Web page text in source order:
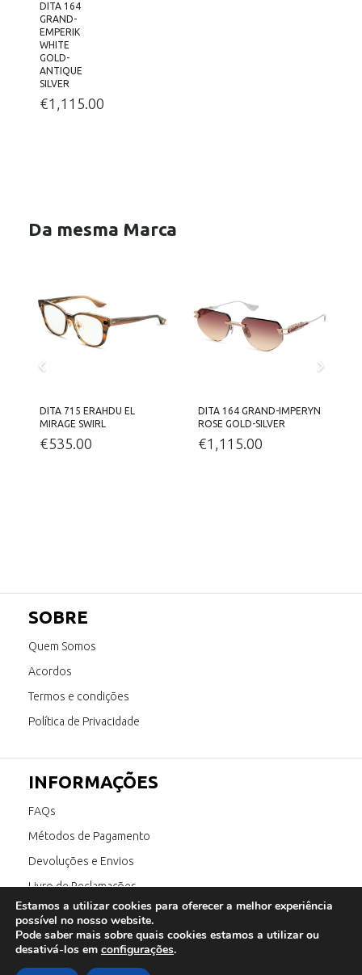
DITA 164
GRAND-
EMPERIK
WHITE
GOLD-
ANTIQUE
SILVER
€1,115.00
Da mesma Marca
DITA 715 ERAHDU EL
MIRAGE SWIRL
€535.00
DITA 164 GRAND-IMPERYN
ROSE GOLD-SILVER
€1,115.00
SOBRE
Quem Somos
Acordos
Termos e condições
Política de Privacidade
INFORMAÇÕES
FAQs
Métodos de Pagamento
Devoluções e Envios
Livro de Reclamações
Canal de Denúncia
Estamos a utilizar cookies para oferecer a melhor experiência
possível no nosso website.
Pode saber mais sobre quais cookies estamos a utilizar ou
desativá-los em configurações.